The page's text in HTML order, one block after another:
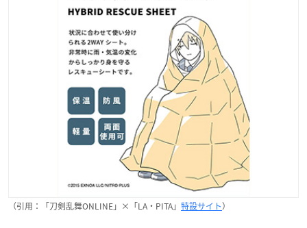
（引用：「刀剣乱舞ONLINE」×「LA・PITA」 特設サイト）